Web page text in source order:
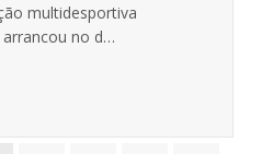
multidesportiva
arrancou no d…